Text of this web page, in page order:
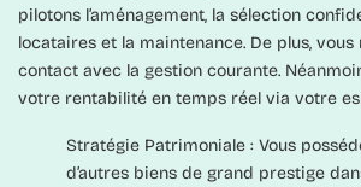
pilotons l’aménagement, la sélection
locataires et la maintenance. De plus, vous
contact avec la gestion courante.
votre rentabilité en temps réel via votre
Stratégie Patrimoniale : Vous
d’autres biens de grand prestige